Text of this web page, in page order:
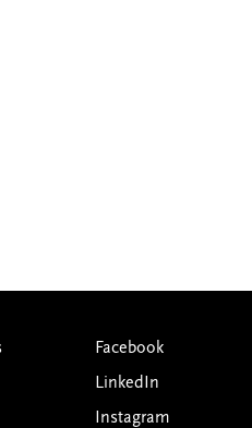
Facebook
LinkedIn
Instagram